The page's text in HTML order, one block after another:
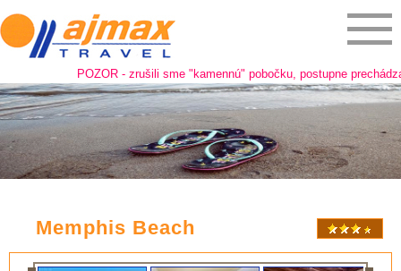
POZOR - zrušili sme "kamennú" pobočku, postupne
Memphis Beach